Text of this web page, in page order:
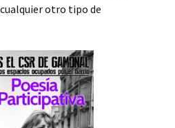
otro tipo de